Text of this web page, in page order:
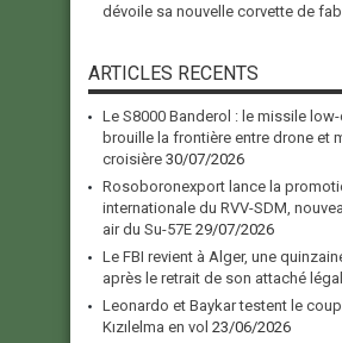
dévoile sa nouvelle corvette de
ARTICLES RECENTS
Le S8000 Banderol : le missile
brouille la frontière entre drone et
croisière 30/07/2026
Rosoboronexport lance la
internationale du RVV-SDM,
air du Su-57E 29/07/2026
Le FBI revient à Alger, une
après le retrait de son attaché légal
Leonardo et Baykar testent le
Kızılelma en vol 23/06/2026